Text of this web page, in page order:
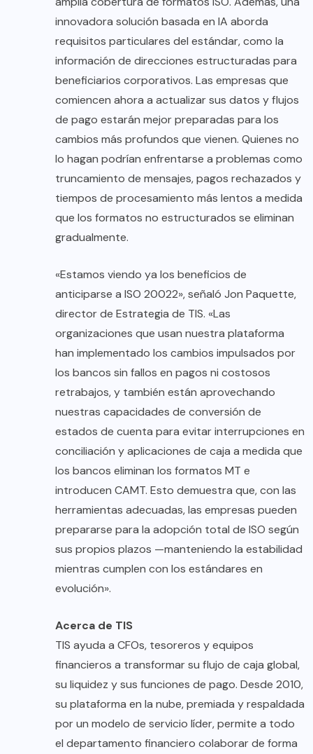
innovadora solución basada en IA aborda
requisitos particulares del estándar, como la
información de direcciones estructuradas para
beneficiarios corporativos. Las empresas que
comiencen ahora a actualizar sus datos y flujos
de pago estarán mejor preparadas para los
cambios más profundos que vienen. Quienes no
lo hagan podrían enfrentarse a problemas como
truncamiento de mensajes, pagos rechazados y
tiempos de procesamiento más lentos a medida
que los formatos no estructurados se eliminan
gradualmente.
«Estamos viendo ya los beneficios de
anticiparse a ISO 20022», señaló Jon Paquette,
director de Estrategia de TIS. «Las
organizaciones que usan nuestra plataforma
han implementado los cambios impulsados por
los bancos sin fallos en pagos ni costosos
retrabajos, y también están aprovechando
nuestras capacidades de conversión de
estados de cuenta para evitar interrupciones en
conciliación y aplicaciones de caja a medida que
los bancos eliminan los formatos MT e
introducen CAMT. Esto demuestra que, con las
herramientas adecuadas, las empresas pueden
prepararse para la adopción total de ISO según
sus propios plazos —manteniendo la estabilidad
mientras cumplen con los estándares en
evolución».
Acerca de TIS
TIS ayuda a CFOs, tesoreros y equipos
financieros a transformar su flujo de caja global,
su liquidez y sus funciones de pago. Desde 2010,
su plataforma en la nube, premiada y respaldada
por un modelo de servicio líder, permite a todo
el departamento financiero colaborar de forma